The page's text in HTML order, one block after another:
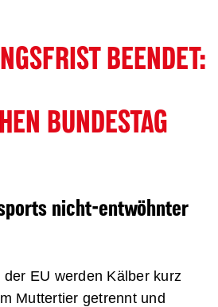
BEENDET:
BUNDESTAG
nicht-entwöhnter
EU werden Kälber kurz
Muttertier getrennt und